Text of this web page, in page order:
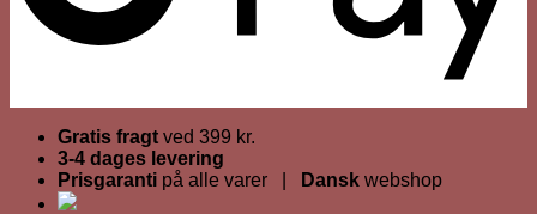
Gratis fragt ved 399 kr.
3-4 dages levering
Prisgaranti på alle varer | Dansk webshop